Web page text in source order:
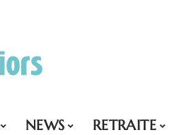
NEWS RETRAITE